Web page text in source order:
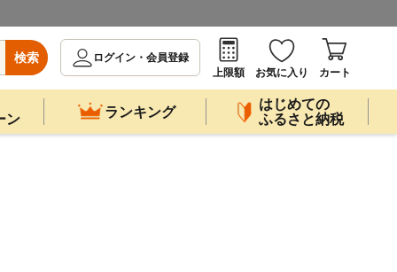
検索
ログイン・会員登録
上限額
お気に入り カート
ン
ランキング
はじめての
ふるさと納税